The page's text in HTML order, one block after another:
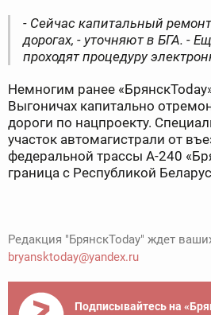
- Сейчас капитальный
дорогах, - уточняют в БГА. -
проходят процедуру
Немногим ранее
Выгоничах капитально
дороги по нацпроекту.
участок автомагистрали от
федеральной трассы А-240
граница с Республикой
Редакция "БрянскToday" ждет
bryansktoday@yandex.ru
Подписывайтесь на